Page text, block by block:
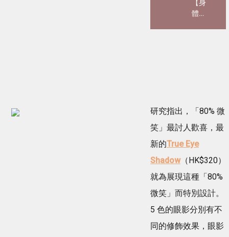
皮抗
老
針」
膚製
膠原
蛋
網紅
大讚
到極
致但
BB
肌」
【身
體護
3大
擁有
光滑
好用
磨砂
身體
乳液
研究指出，「80% 微
笑」最討人歡喜，最
新的True Eye
Shadow（HK$320）
就為展現這種「80%
微笑」而特別設計。
5 色的眼影分別有不
同的修飾效果，眼影